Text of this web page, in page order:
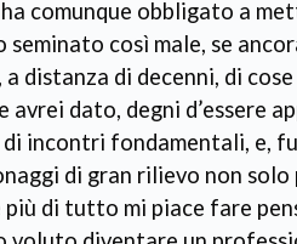
comunque obbligato a
seminato così male, se
a distanza di decenni, di
avrei dato, degni d’essere
incontri fondamentali, e,
di gran rilievo non solo
più di tutto mi piace fare